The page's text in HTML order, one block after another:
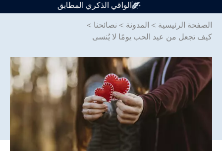
متوفر في 7 أحجام للواقي الذكري
الصفحة الرئيسية > المدونة > نصائحنا >
كيف تجعل من عيد الحب يومًا لا يُنسى